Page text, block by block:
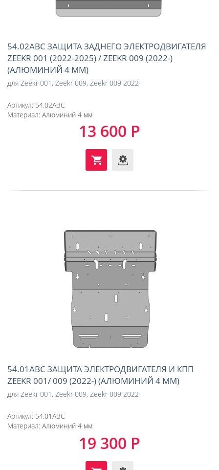
54.02ABC ЗАЩИТА ЗАДНЕГО ЭЛЕКТРОДВИГАТЕЛЯ
ZEEKR 001 (2022-2025) / ZEEKR 009 (2022-)
(АЛЮМИНИЙ 4 ММ)
для Zeekr 001 , Zeekr 009, Zeekr 009 2022-
Артикул: 54.02ABC
Материал: Алюминий 4 мм
13 600 Р
54.01ABC ЗАЩИТА ЭЛЕКТРОДВИГАТЕЛЯ И КПП
ZEEKR 001/ 009 (2022-) (АЛЮМИНИЙ 4 ММ)
для Zeekr 001 , Zeekr 009, Zeekr 009 2022-
Артикул: 54.01ABC
Материал: Алюминий 4 мм
19 300 Р